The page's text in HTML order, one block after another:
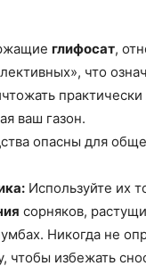
глифосат,
что
ваш газон.
опасны для
Используйте их
сорняков,
Никогда не
чтобы избежать